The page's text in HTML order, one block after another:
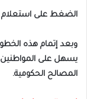
الضغط على استعلام
وبعد إتمام هذه
يسهل على المواطنين
المصالح الحكومية.